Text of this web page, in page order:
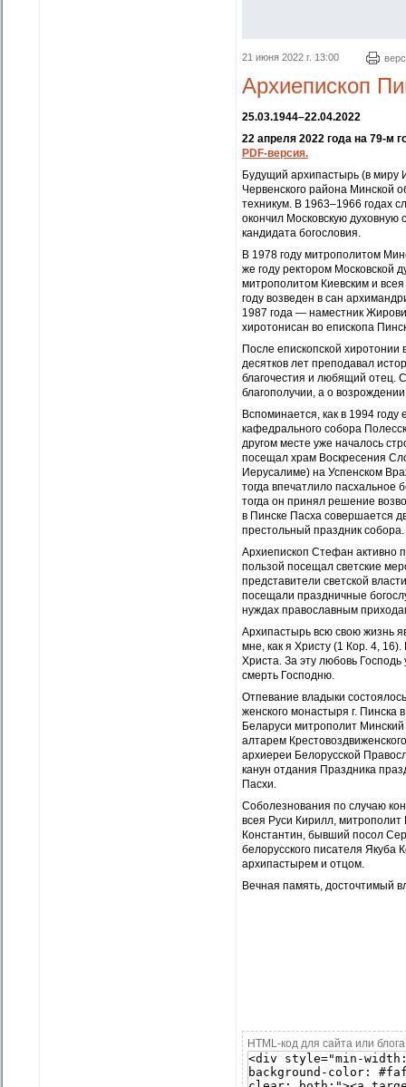
21 июня 2022 г. 13:00
Архиепископ
25.03.1944–22.04.2022
22 апреля 2022 года на 79-м
PDF-версия.
Будущий архипастырь (в миру
Червенского района Минской
техникум. В 1963–1966 годах
окончил Московскую
кандидата богословия.
В 1978 году митрополитом
же году ректором Московской
митрополитом Киевским и
году возведен в сан
1987 года — наместник
хиротонисан во епископа
После епископской
десятков лет преподавал
благочестия и любящий отец.
благополучии, а о
Вспоминается, как в 1994
кафедрального собора
другом месте уже началось
посещал храм Воскресения
Иерусалиме) на Успенском
тогда впечатлило пасхальное
тогда он принял решение
в Пинске Пасха совершается
престольный праздник собора.
Архиепископ Стефан активно
пользой посещал светские
представители светской
посещали праздничные
нуждах православным
Архипастырь всю свою жизнь
мне, как я Христу (1 Кор. 4,
Христа. За эту любовь Господь
смерть Господню.
Отпевание владыки
женского монастыря г. Пинска
Беларуси митрополит
алтарем
архиереи Белорусской
канун отдания Праздника
Пасхи.
Соболезнования по случаю
всея Руси Кирилл,
Константин, бывший посол
белорусского писателя
архипастырем и отцом.
Вечная память, досточтимый
HTML-код для сайта или